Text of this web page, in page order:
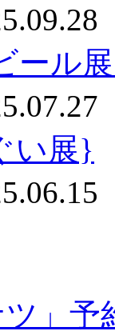
ール
い展}
ツ」